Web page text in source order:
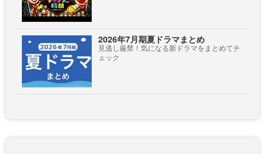
2026年7月期夏ドラマまとめ
見逃し厳禁！気になる新ドラマをまとめてチ
ェック